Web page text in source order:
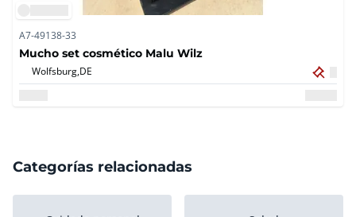
A7-49138-33
Mucho set cosmético Malu Wilz
Wolfsburg,DE
Categorías relacionadas